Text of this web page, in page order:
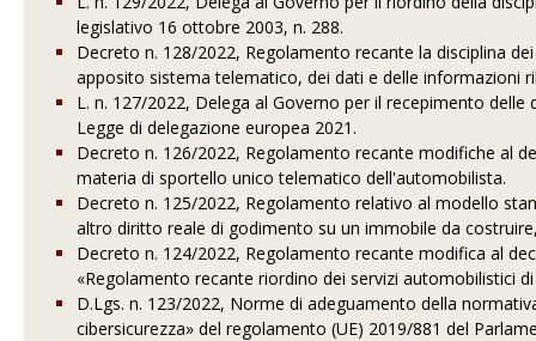
legislativo 16 ottobre 2003, n. 288.
Decreto n. 128/2022, Regolamento recante la disciplina
apposito sistema telematico, dei dati e delle informazioni
L. n. 127/2022, Delega al Governo per il recepimento
Legge di delegazione europea 2021.
Decreto n. 126/2022, Regolamento recante modifiche al
materia di sportello unico telematico dell'automobilista.
Decreto n. 125/2022, Regolamento relativo al modello
altro diritto reale di godimento su un immobile da
Decreto n. 124/2022, Regolamento recante modifica al
«Regolamento recante riordino dei servizi automobilistici
D.Lgs. n. 123/2022, Norme di adeguamento della
cibersicurezza» del regolamento (UE) 2019/881 del